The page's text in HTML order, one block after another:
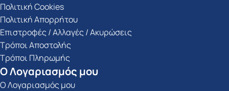
Πολιτική Cookies
Πολιτική Απορρήτου
Επιστροφές / Αλλαγές / Ακυρώσεις
Τρόποι Αποστολής
Τρόποι Πληρωμής
Ο Λογαριασμός μου
Ο Λογαριασμός μου